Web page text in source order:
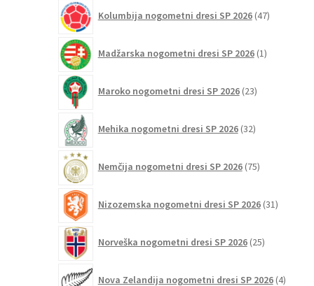
Kolumbija nogometni dresi SP 2026 47izdelkov
Madžarska nogometni dresi SP 2026 1izdelek
Maroko nogometni dresi SP 2026 23izdelkov
Mehika nogometni dresi SP 2026 32izdelkov
Nemčija nogometni dresi SP 2026 75izdelkov
Nizozemska nogometni dresi SP 2026 31izdelkov
Norveška nogometni dresi SP 2026 25izdelkov
Nova Zelandija nogometni dresi SP 2026 4